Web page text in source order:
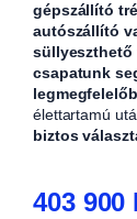
gépszállító
autószállító
süllyeszthető
csapatunk
élettartamú
biztos
403 900